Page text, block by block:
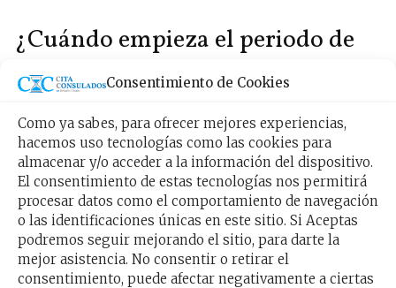
Consentimiento de Cookies
Como ya sabes, para ofrecer mejores experiencias,
hacemos uso tecnologías como las cookies para
almacenar y/o acceder a la información del dispositivo.
El consentimiento de estas tecnologías nos permitirá
procesar datos como el comportamiento de navegación
o las identificaciones únicas en este sitio. Si Aceptas
podremos seguir mejorando el sitio, para darte la
mejor asistencia. No consentir o retirar el
consentimiento, puede afectar negativamente a ciertas
¿Cuándo empieza el periodo de
reinscripción al TPS?
abiertas las reinscripciones desde el 12 de
julio hasta el 10 de septiembre,un total de
unos60 díasnos dieron para reinscribirnos al
TPS. Así que no esperes más y empieza con el
trámite, recuerda que en este periodo puedes
también reinscribir tusolicitud de empleo